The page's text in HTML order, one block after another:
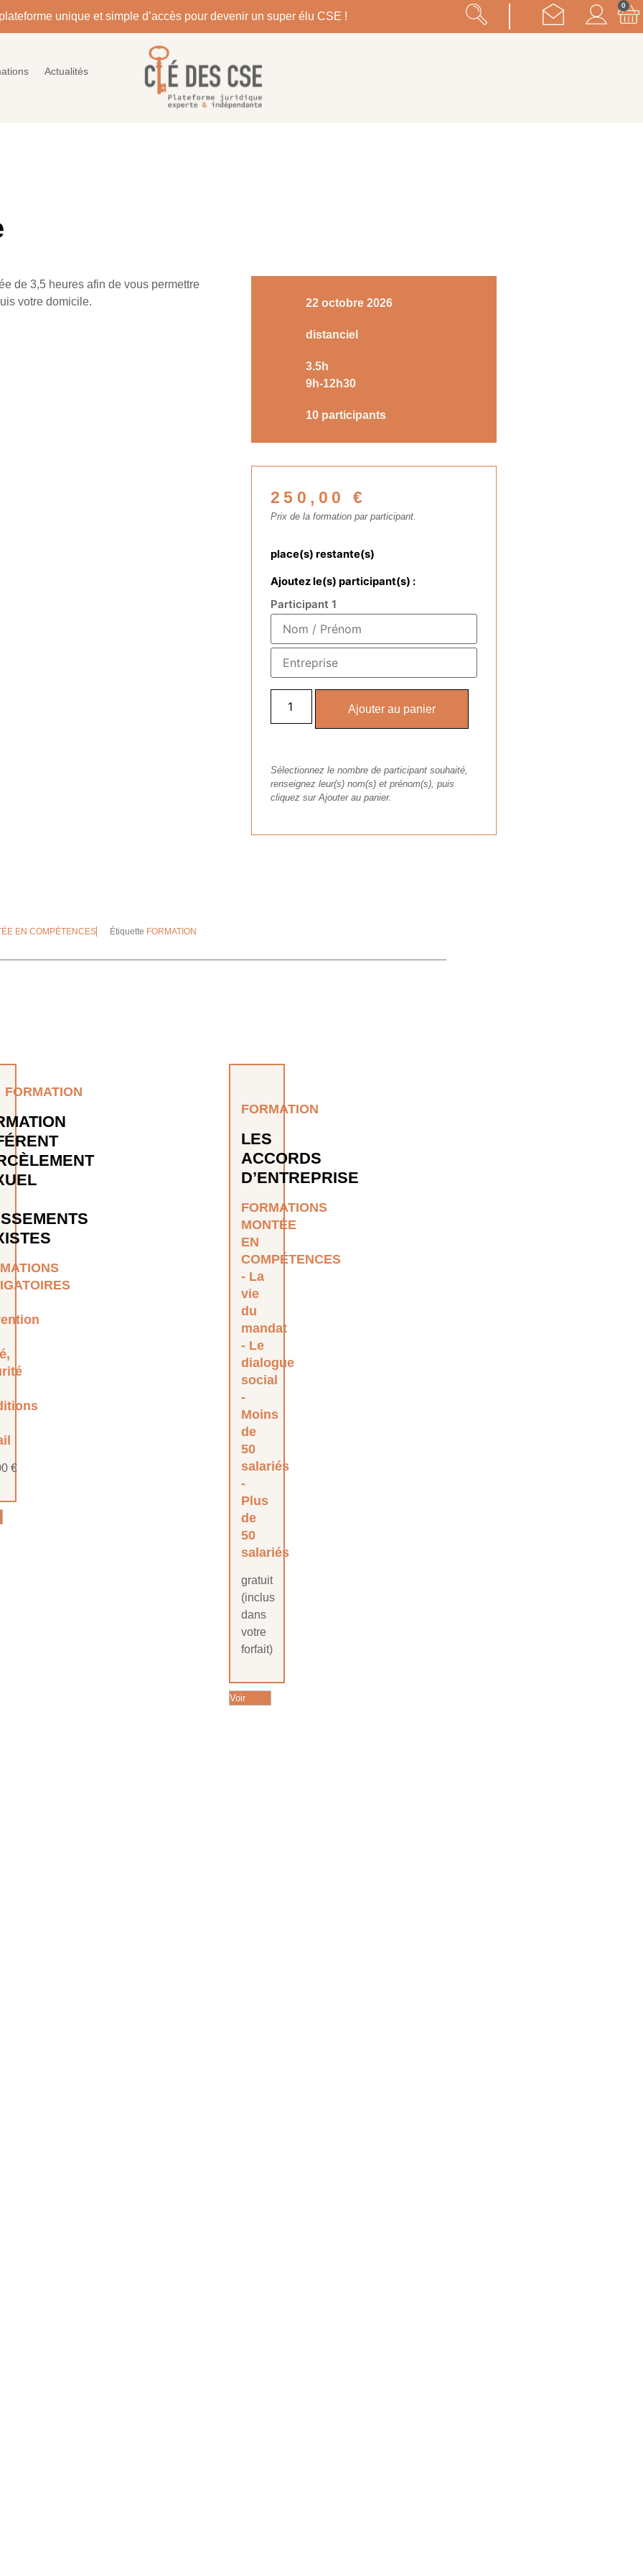
unique et simple d’accès pour devenir un super élu CSE !
0
Actualités
de 3,5 heures afin de vous permettre
votre domicile.
22 octobre 2026
distanciel
3.5h
9h-12h30
10 participants
250,00 €
Prix de la formation par participant.
place(s) restante(s)
Ajoutez le(s) participant(s) :
Participant 1
Ajouter au panier
Sélectionnez le nombre de participant souhaité,
renseignez leur(s) nom(s) et prénom(s), puis
cliquez sur Ajouter au panier.
EN COMPÉTENCES Étiquette FORMATION
FORMATION
€
FORMATION
LES
ACCORDS
D’ENTREPRISE
FORMATIONS
MONTÉE
EN
COMPÉTENCES
La
vie
du
mandat
Le
dialogue
social
Moins
de
50
salariés
Plus
de
50
salariés
gratuit
(inclus
dans
votre
forfait)
Voir